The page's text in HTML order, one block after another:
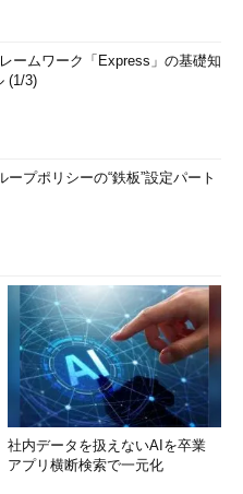
である。
トコル（RDP 7.0以下）とは
いる。従来は2Dのグラフィ
ータの差分や描画コマンドな
。通信回線の帯域が少ない場
画面全体の更新が多く（例
用するものが多い）、2D向
効率よく送信して更新するこ
7.0とは異なり、ビットマッ
ロトコルを採用している。デー
能も使ってホストのCPUの負
エンコードを行う専用ハード
できる。このようなハードウェ
端末（リモート・デスクトッ
程度のものであり、今後その
ームワーク「Express」の基礎知
(1/3)
ープポリシーの“鉄板”設定パート
社内データを扱えないAIを卒業
アプリ横断検索で一元化